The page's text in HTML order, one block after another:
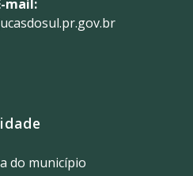
mail:
do município